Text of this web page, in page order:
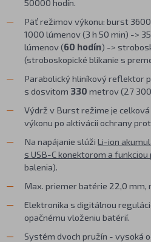
50000 hodín.
Päť režimov výkonu: burst
1000 lúmenov (3 h 50 min) ->
lúmenov (60 hodín) ->
(stroboskopické blikanie s
Parabolický hliníkový reflektor
s dosvitom 330 metrov (27
Výdrž v Burst režime je
výkonu po aktivácii ochrany
Na napájanie slúži Li-ion
s USB-C konektorom a
balenia).
Max. priemer batérie 22,0 mm,
Elektronika s digitálnou
opačnému vloženiu batérií.
Systém dvoch pružín - vysoká